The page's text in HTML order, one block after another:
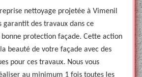
nettoyage projetée à Vimenil
garantit des travaux dans ce
protection façade. Cette action
beauté de votre façade avec des
pour ces travaux. Nous vous
au minimum 1 fois toutes les